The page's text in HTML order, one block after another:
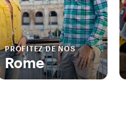
PROFITEZ DE NOS
Rome